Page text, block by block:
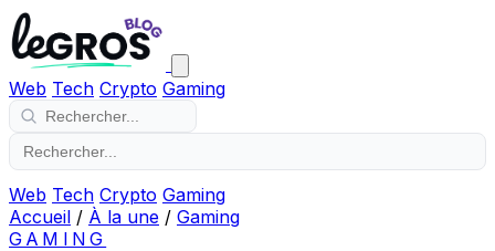
Web Tech Crypto Gaming
Web Tech Crypto Gaming
Accueil / À la une / Gaming
GAMING